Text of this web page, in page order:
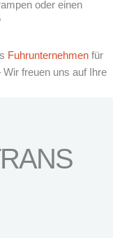
oder einen
Fuhrunternehmen für
Wir freuen uns auf Ihre